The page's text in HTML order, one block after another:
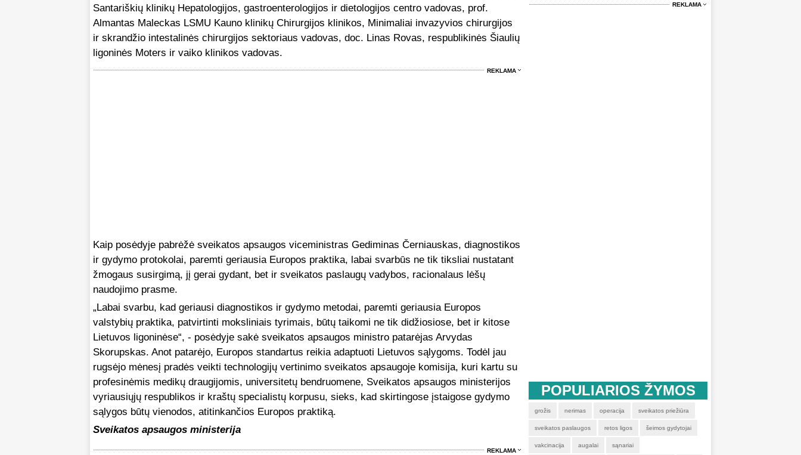
Santariškių klinikų Hepatologijos, gastroenterologijos ir dietologijos centro vadovas, prof.
Almantas Maleckas LSMU Kauno klinikų Chirurgijos klinikos, Minimaliai invazyvios chirurgijos
ir skrandžio intestalinės chirurgijos sektoriaus vadovas, doc. Linas Rovas, respublikinės Šiaulių
ligoninės Moters ir vaiko klinikos vadovas.
REKLAMA
Kaip posėdyje pabrėžė sveikatos apsaugos viceministras Gediminas Černiauskas, diagnostikos
ir gydymo protokolai, paremti geriausia Europos praktika, labai svarbūs ne tik tiksliai nustatant
žmogaus susirgimą, jį gerai gydant, bet ir sveikatos paslaugų vadybos, racionalaus lėšų
naudojimo prasme.
„Labai svarbu, kad geriausi diagnostikos ir gydymo metodai, paremti geriausia Europos
valstybių praktika, patvirtinti moksliniais tyrimais, būtų taikomi ne tik didžiosiose, bet ir kitose
Lietuvos ligoninėse“, - posėdyje sakė sveikatos apsaugos ministro patarėjas Arvydas
Skorupskas. Anot patarėjo, Europos standartus reikia adaptuoti Lietuvos sąlygoms. Todėl jau
rugsėjo mėnesį pradės veikti technologijų vertinimo sveikatos apsaugoje komisija, kuri kartu su
profesinėmis medikų draugijomis, universitetų bendruomene, Sveikatos apsaugos ministerijos
vyriausiųjų respublikos ir kraštų specialistų korpusu, sieks, kad skirtingose įstaigose gydymo
sąlygos būtų vienodos, atitinkančios Europos praktiką.
Sveikatos apsaugos ministerija
REKLAMA
REKLAMA
POPULIARIOS ŽYMOS
grožis nerimas operacija sveikatos priežiūra
sveikatos paslaugos retos ligos šeimos gydytojai
vakcinacija augalai sąnariai